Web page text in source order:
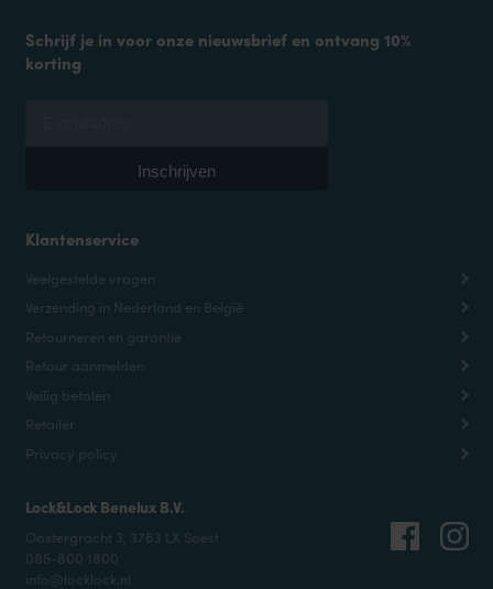
Klantenservice
Veelgestelde vragen
Verzending in Nederland en België
Retourneren en garantie
Retour aanmelden
Veilig betalen
Retailer
Privacy policy
Lock&Lock Benelux B.V.
Oostergracht 3, 3763 LX Soest
085-800 1800
info@locklock.nl
Schrijf je in voor onze nieuwsbrief en ontvang 10%
korting